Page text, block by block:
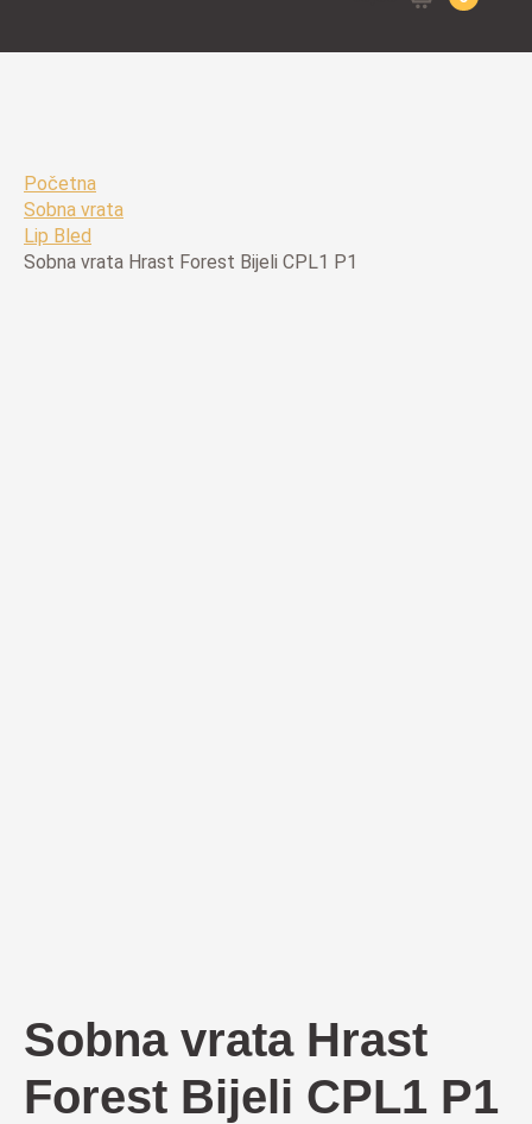
Početna
Sobna vrata
Lip Bled
Sobna vrata Hrast Forest Bijeli CPL1 P1
Sobna vrata Hrast
Forest Bijeli CPL1 P1